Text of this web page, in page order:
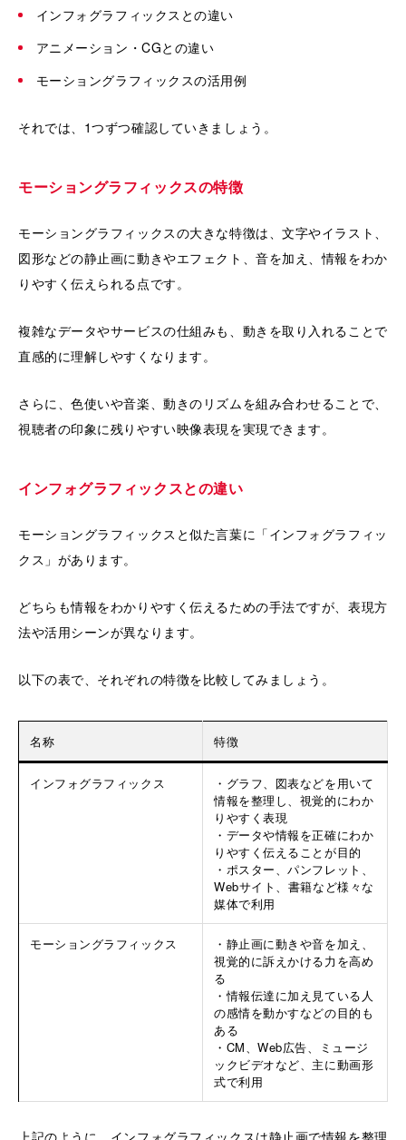
インフォグラフィックスとの違い
アニメーション・CGとの違い
モーショングラフィックスの活用例
それでは、1つずつ確認していきましょう。
モーショングラフィックスの特徴
モーショングラフィックスの大きな特徴は、文字やイラスト、
図形などの静止画に動きやエフェクト、音を加え、情報をわか
りやすく伝えられる点です。
複雑なデータやサービスの仕組みも、動きを取り入れることで
直感的に理解しやすくなります。
さらに、色使いや音楽、動きのリズムを組み合わせることで、
視聴者の印象に残りやすい映像表現を実現できます。
インフォグラフィックスとの違い
モーショングラフィックスと似た言葉に「インフォグラフィッ
クス」があります。
どちらも情報をわかりやすく伝えるための手法ですが、表現方
法や活用シーンが異なります。
以下の表で、それぞれの特徴を比較してみましょう。
名称 特徴
インフォグラフィックス
・グラフ、図表などを用いて
情報を整理し、視覚的にわか
りやすく表現
・データや情報を正確にわか
りやすく伝えることが目的
・ポスター、パンフレット、
Webサイト、書籍など様々な
媒体で利用
モーショングラフィックス
・静止画に動きや音を加え、
視覚的に訴えかける力を高め
る
・情報伝達に加え見ている人
の感情を動かすなどの目的も
ある
・CM、Web広告、ミュージ
ックビデオなど、主に動画形
式で利用